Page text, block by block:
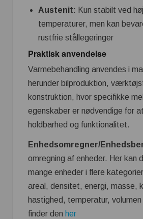
Austenit: Kun stabilt ved
temperaturer, men kan
rustfrie stållegeringer
Praktisk anvendelse
Varmebehandling anvendes i
herunder bilproduktion,
konstruktion, hvor specifikke
egenskaber er nødvendige for
holdbarhed og funktionalitet.
Enhedsomregner/
omregning af enheder. Her kan
mange enheder i flere
areal, densitet, energi, masse,
hastighed, temperatur,
finder den her